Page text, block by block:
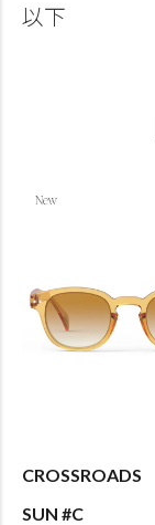
以下
CROSSROADS
SUN #C